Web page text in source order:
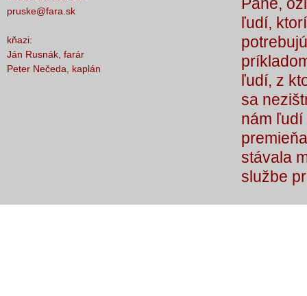
pruske@fara.sk
kňazi:
Ján Rusnák, farár
Peter Nečeda, kaplán
Pane,
ľudí,
ľudí, z
sa
nám
stávala
službe